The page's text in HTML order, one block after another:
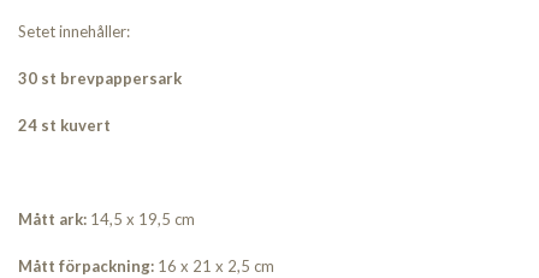
Setet innehåller:
30 st brevpappersark
24 st kuvert
Mått ark: 14,5 x 19,5 cm
Mått förpackning: 16 x 21 x 2,5 cm